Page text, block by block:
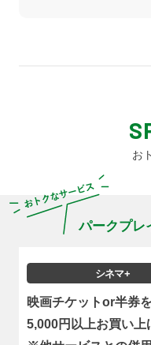
お
パークプレ
シネマ+
映画チケットor半券
5,000円以上お買い上